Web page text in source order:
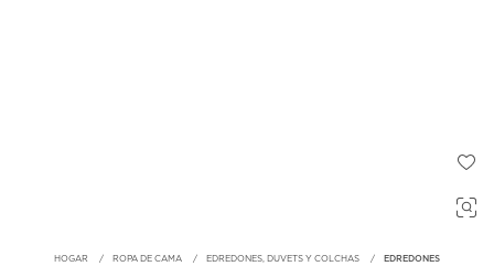
HOGAR ROPA DE CAMA EDREDONES, DUVETS Y COLCHAS EDREDONES